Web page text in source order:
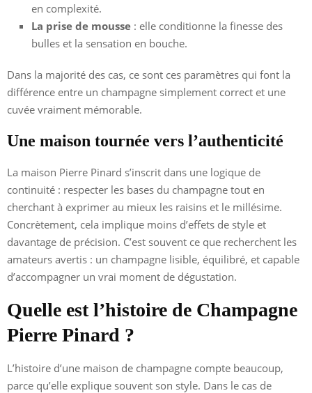
en complexité.
La prise de mousse : elle conditionne la finesse des
bulles et la sensation en bouche.
Dans la majorité des cas, ce sont ces paramètres qui font la
différence entre un champagne simplement correct et une
cuvée vraiment mémorable.
Une maison tournée vers l’authenticité
La maison Pierre Pinard s’inscrit dans une logique de
continuité : respecter les bases du champagne tout en
cherchant à exprimer au mieux les raisins et le millésime.
Concrètement, cela implique moins d’effets de style et
davantage de précision. C’est souvent ce que recherchent les
amateurs avertis : un champagne lisible, équilibré, et capable
d’accompagner un vrai moment de dégustation.
Quelle est l’histoire de Champagne
Pierre Pinard ?
L’histoire d’une maison de champagne compte beaucoup,
parce qu’elle explique souvent son style. Dans le cas de